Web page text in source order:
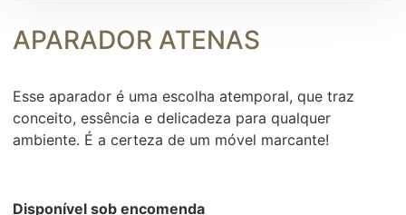
APARADOR ATENAS
Esse aparador é uma escolha atemporal, que traz
conceito, essência e delicadeza para qualquer
ambiente. É a certeza de um móvel marcante!
Disponível sob encomenda